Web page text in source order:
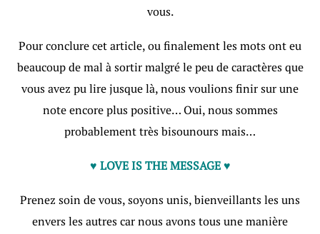
vous.
Pour conclure cet article, ou finalement les mots ont eu
beaucoup de mal à sortir malgré le peu de caractères que
vous avez pu lire jusque là, nous voulions finir sur une
note encore plus positive… Oui, nous sommes
probablement très bisounours mais…
♥ LOVE IS THE MESSAGE ♥
Prenez soin de vous, soyons unis, bienveillants les uns
envers les autres car nous avons tous une manière